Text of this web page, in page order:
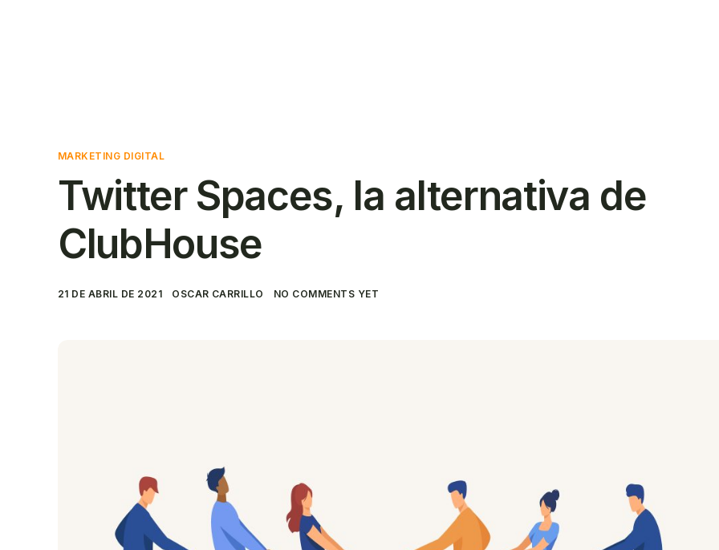
MARKETING DIGITAL
Twitter Spaces, la alternativa de
ClubHouse
21 DE ABRIL DE 2021 OSCAR CARRILLO NO COMMENTS YET